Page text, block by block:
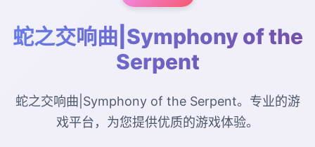
蛇之交响曲|Symphony of the
Serpent
蛇之交响曲|Symphony of the Serpent。专业的游
戏平台，为您提供优质的游戏体验。